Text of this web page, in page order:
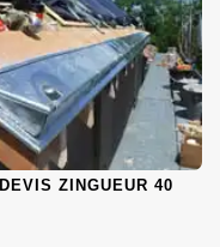
DEVIS ZINGUEUR 40